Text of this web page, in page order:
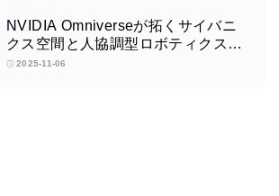
NVIDIA Omniverseが拓くサイバニ
クス空間と人協調型ロボティクスの
未来：筑波大学サイバニクス研究セ
2025-11-06